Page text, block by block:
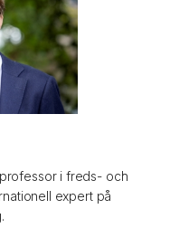
i freds- och
expert på